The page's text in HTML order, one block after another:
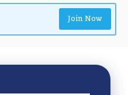
Join Now